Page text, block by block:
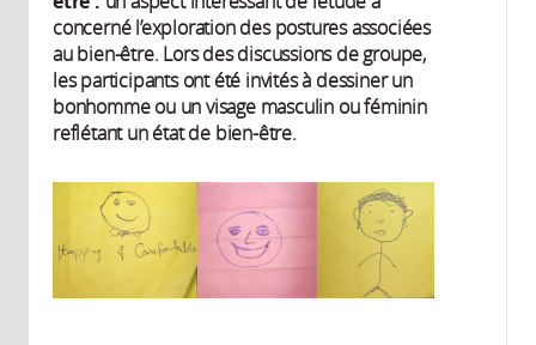
concerné l’exploration des postures associées
au bien-être. Lors des discussions de groupe,
les participants ont été invités à dessiner un
bonhomme ou un visage masculin ou féminin
reflétant un état de bien-être.